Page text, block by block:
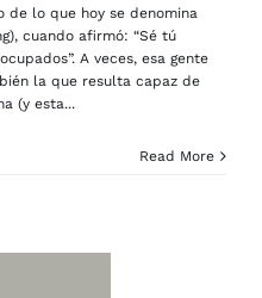
de lo que hoy se denomina
cuando afirmó: “Sé tú
A veces, esa gente
la que resulta capaz de
(y esta...
Read More